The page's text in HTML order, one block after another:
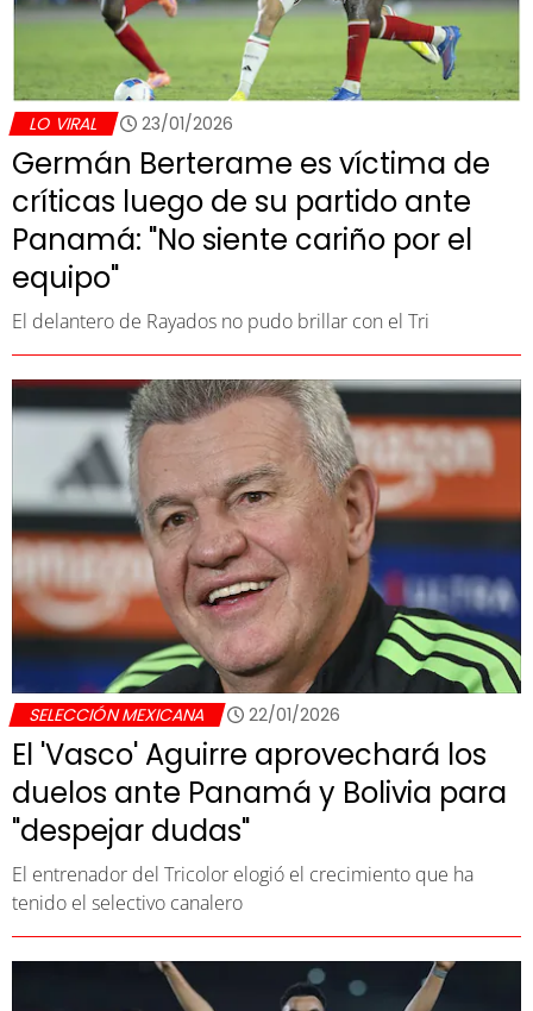
LO VIRAL 23/01/2026
Germán Berterame es víctima de
críticas luego de su partido ante
Panamá: "No siente cariño por el
equipo"
El delantero de Rayados no pudo brillar con el Tri
SELECCIÓN MEXICANA 22/01/2026
El 'Vasco' Aguirre aprovechará los
duelos ante Panamá y Bolivia para
"despejar dudas"
El entrenador del Tricolor elogió el crecimiento que ha
tenido el selectivo canalero